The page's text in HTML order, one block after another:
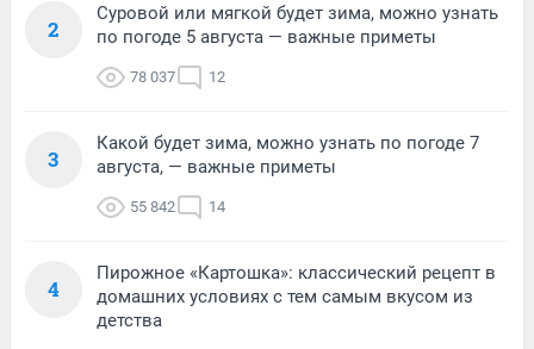
2
Суровой или мягкой будет зима, можно узнать
по погоде 5 августа — важные приметы
78 037 12
3
Какой будет зима, можно узнать по погоде 7
августа, — важные приметы
55 842 14
4
Пирожное «Картошка»: классический рецепт в
домашних условиях с тем самым вкусом из
детства